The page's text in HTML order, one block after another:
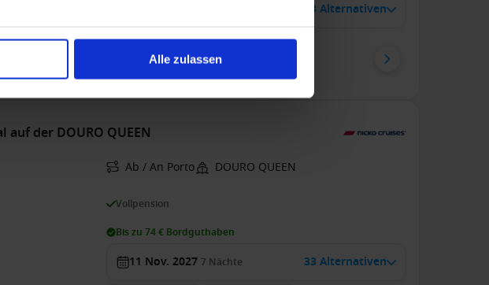
Alle zulassen
3 Alternativen
Außenkabineab Balkonkabine
der DOURO QUEEN
Ab / An Porto DOURO QUEEN
Vollpension
Bis zu 74 € Bordguthaben
11 Nov. 2027 7 Nächte 33 Alternativen